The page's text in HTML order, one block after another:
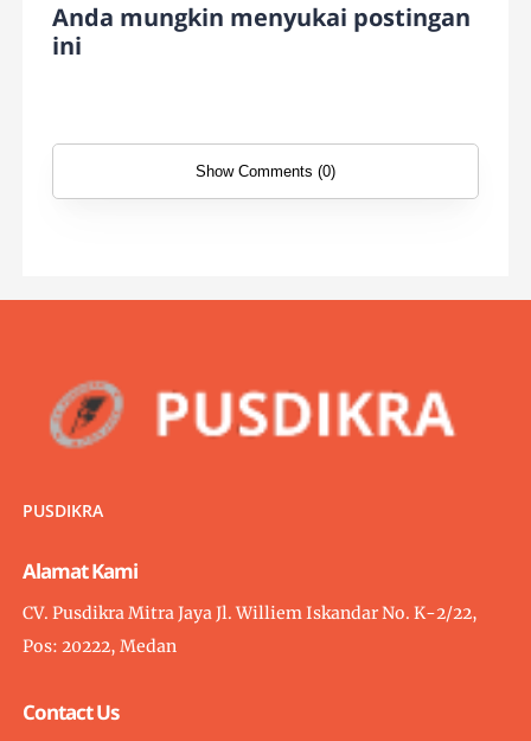
Anda mungkin menyukai postingan
ini
Show Comments (0)
PUSDIKRA
Alamat Kami
CV. Pusdikra Mitra Jaya Jl. Williem Iskandar No. K-2/22,
Pos: 20222, Medan
Contact Us